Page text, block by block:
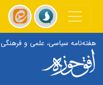
هفته‌نامه سیاسی، علمی و